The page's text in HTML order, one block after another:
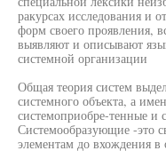
ракурсах исследования и
форм своего проявления,
выявляют и описывают
системной организации
Общая теория систем
системного объекта, а
системоприобре-тенные и
Системообразующие -это
элементам до вхождения